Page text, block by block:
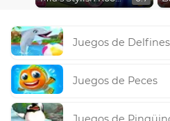
Juegos de Delfines
Juegos de Peces